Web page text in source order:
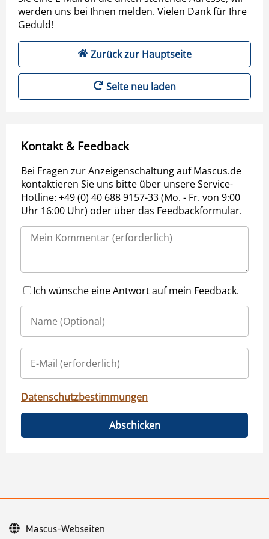
werden uns bei Ihnen melden. Vielen Dank für Ihre
Geduld!
Zurück zur Hauptseite
Seite neu laden
Kontakt & Feedback
Bei Fragen zur Anzeigenschaltung auf Mascus.de
kontaktieren Sie uns bitte über unsere Service-
Hotline: +49 (0) 40 688 9157-33 (Mo. - Fr. von 9:00
Uhr 16:00 Uhr) oder über das Feedbackformular.
Ich wünsche eine Antwort auf mein Feedback.
Datenschutzbestimmungen
Abschicken
Mascus-Webseiten